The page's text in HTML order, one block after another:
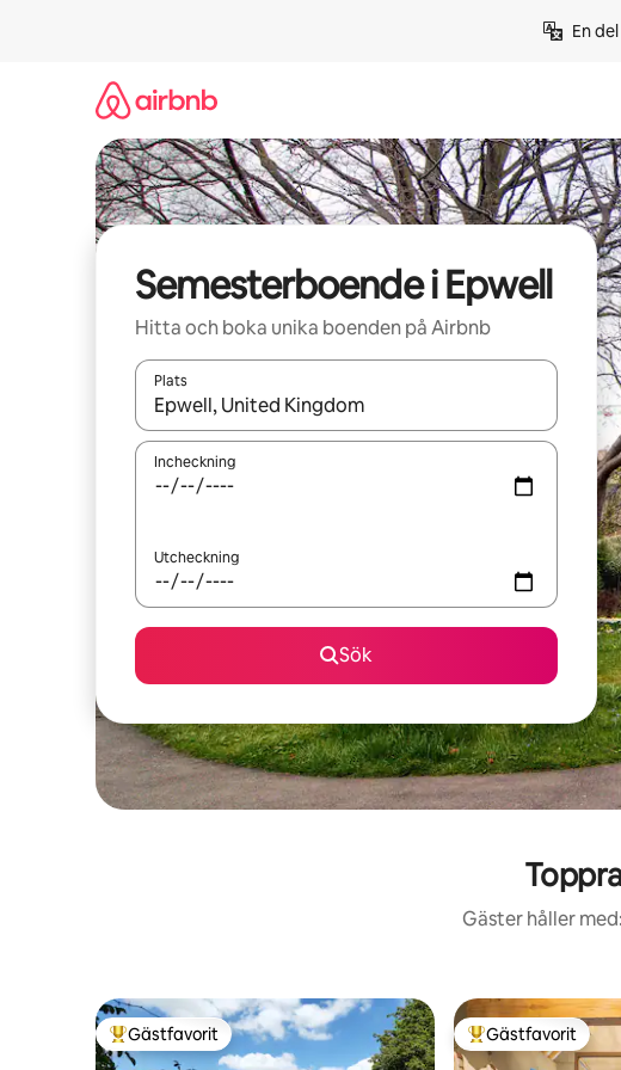
En
Semesterboende i Epwell
Hitta och boka unika boenden på Airbnb
Plats
När resultaten är tillgängliga kan du navigera med upp-
Incheckning
Utcheckning
Sök
Gäster håller
Populär gästfavorit
Gästfavorit Populär gästfavorit
Gästfavorit